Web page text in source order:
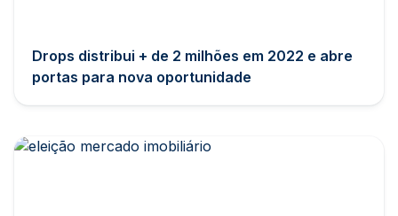
Drops distribui + de 2 milhões em 2022 e abre
portas para nova oportunidade